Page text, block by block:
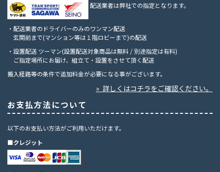
配送業者は弊社での指定となります。
・配送業者のドライバーのみのワンマン配送
玄関前まで(マンション等は１階ロビーまで)の配送
・設置配送 ツーマン(設置配送対象商品は無料 / 別途指定は有料)
ご指定場所にお届け、組立て・設置をさせて頂く配送
搬入経路等の条件で追加料金が必要になる事がございます。
» 詳しくはコチラをご確認ください。
お支払方法について
以下のお支払い方法がご利用いただけます。
■クレジット